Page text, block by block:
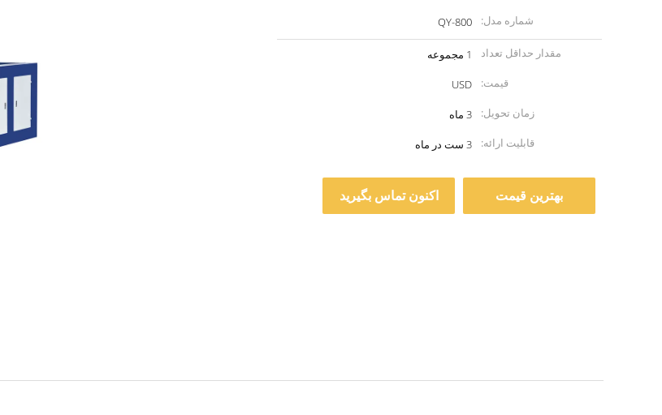
شماره مدل:
QY-800
مقدار حداقل تعداد
سفارش:
1 مجموعه
قیمت:
USD
زمان تحویل:
3 ماه
قابلیت ارائه:
3 ست در ماه
بهترین قیمت اکنون تماس بگیرید